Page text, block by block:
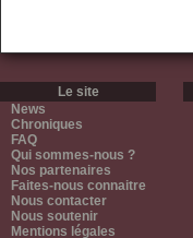
Le site
News
Chroniques
FAQ
Qui sommes-nous ?
Nos partenaires
Faites-nous connaitre
Nous contacter
Nous soutenir
Mentions légales